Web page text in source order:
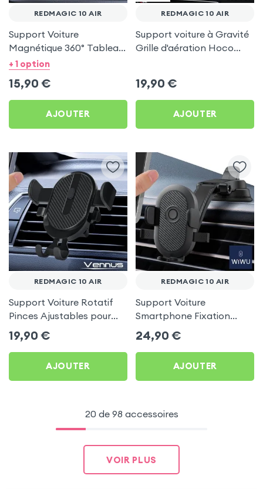
REDMAGIC 10 AIR
Support Voiture
Magnétique 360° Tableau
de bord Hoco pour
+ 1 option
15,90 €
AJOUTER
REDMAGIC 10 AIR
Support voiture à Gravité
Grille d'aération Hoco
19,90 €
AJOUTER
REDMAGIC 10 AIR
Support Voiture Rotatif
Pinces Ajustables pour
RedMagic 10 Air
19,90 €
AJOUTER
REDMAGIC 10 AIR
Support Voiture
Smartphone Fixation
Ventouse Noir, Wiwu pour
RedMagic 10 Air
24,90 €
AJOUTER
20 de 98 accessoires
VOIR PLUS